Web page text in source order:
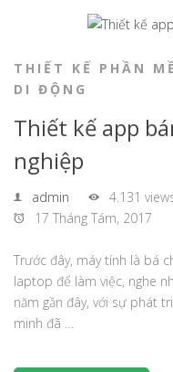
THIẾT KẾ PHẦN
DI ĐỘNG
Thiết kế app
nghiệp
admin 4.131
17 Tháng Tám, 2017
Trước đây, máy tính là bá
laptop để làm việc, nghe
năm gần đây, với sự phát
minh đã …